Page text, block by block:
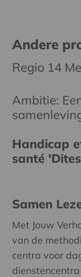
Andere
Regio 14
Ambitie:
Handicap
santé
Samen
Met Jouw
van de
centra voor